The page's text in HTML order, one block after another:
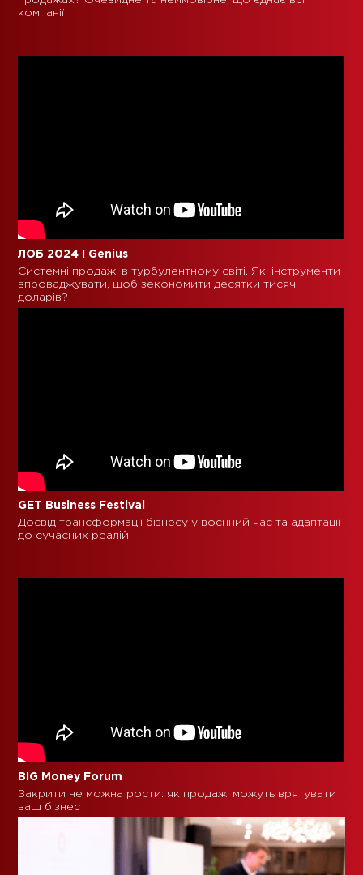
компанії
ЛОБ 2024 I Genius
Системні продажі в турбулентному світі. Які інструменти
впроваджувати, щоб зекономити десятки тисяч
доларів?
GET Business Festival
Досвід трансформації бізнесу у воєнний час та адаптації
до сучасних реалій.
BIG Money Forum
Закрити не можна рости: як продажі можуть врятувати
ваш бізнес